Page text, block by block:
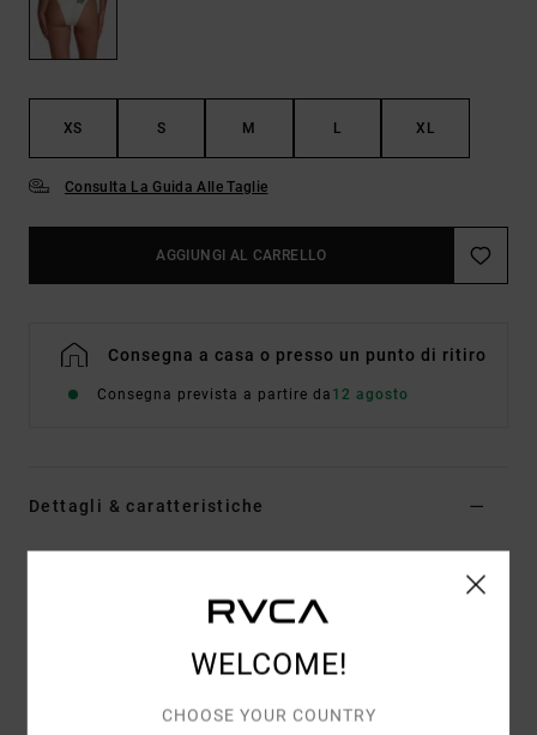
XS S M L XL
Consulta La Guida Alle Taglie
AGGIUNGI AL CARRELLO
Consegna a casa o presso un punto di ritiro
Consegna prevista a partire da 12 agosto
Dettagli & caratteristiche
Codice colore
Copertura media
WELCOME!
CHOOSE YOUR COUNTRY